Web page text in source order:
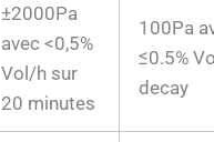
±2000Pa
avec <0,5%
Vol/h sur
20 minutes
100Pa
≤0.5%
decay